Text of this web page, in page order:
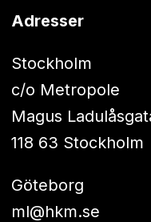
Adresser
Stockholm
c/o Metropole
Magus
118 63 Stockholm
Göteborg
ml@hkm.se